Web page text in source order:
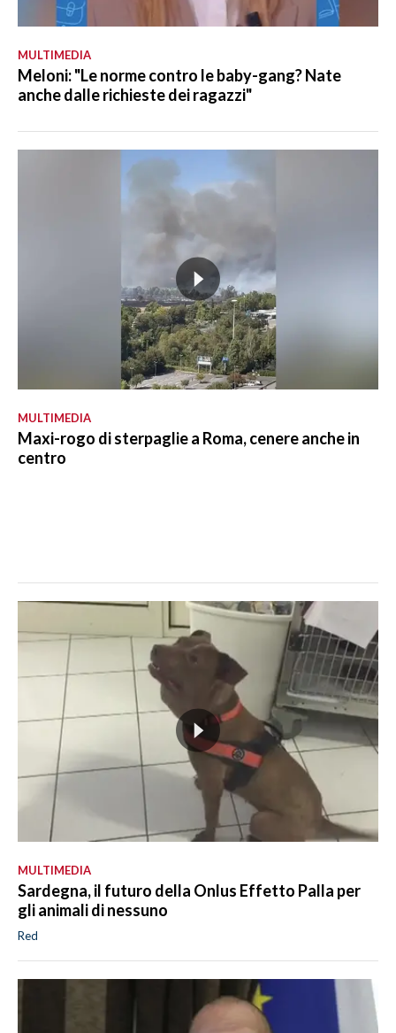
MULTIMEDIA
Meloni: "Le norme contro le baby-gang? Nate
anche dalle richieste dei ragazzi"
MULTIMEDIA
Maxi-rogo di sterpaglie a Roma, cenere anche in
centro
MULTIMEDIA
Sardegna, il futuro della Onlus Effetto Palla per
gli animali di nessuno
Red